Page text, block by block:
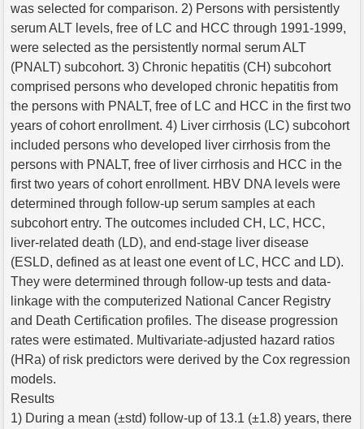
was selected for comparison. 2) Persons with persistently
serum ALT levels, free of LC and HCC through 1991-1999,
were selected as the persistently normal serum ALT
(PNALT) subcohort. 3) Chronic hepatitis (CH) subcohort
comprised persons who developed chronic hepatitis from
the persons with PNALT, free of LC and HCC in the first two
years of cohort enrollment. 4) Liver cirrhosis (LC) subcohort
included persons who developed liver cirrhosis from the
persons with PNALT, free of liver cirrhosis and HCC in the
first two years of cohort enrollment. HBV DNA levels were
determined through follow-up serum samples at each
subcohort entry. The outcomes included CH, LC, HCC,
liver-related death (LD), and end-stage liver disease
(ESLD, defined as at least one event of LC, HCC and LD).
They were determined through follow-up tests and data-
linkage with the computerized National Cancer Registry
and Death Certification profiles. The disease progression
rates were estimated. Multivariate-adjusted hazard ratios
(HRa) of risk predictors were derived by the Cox regression
models.
Results
1) During a mean (±std) follow-up of 13.1 (±1.8) years, there